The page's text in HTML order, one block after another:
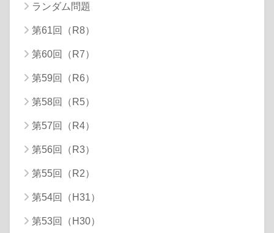
ランダム問題
第61回（R8）
第60回（R7）
第59回（R6）
第58回（R5）
第57回（R4）
第56回（R3）
第55回（R2）
第54回（H31）
第53回（H30）